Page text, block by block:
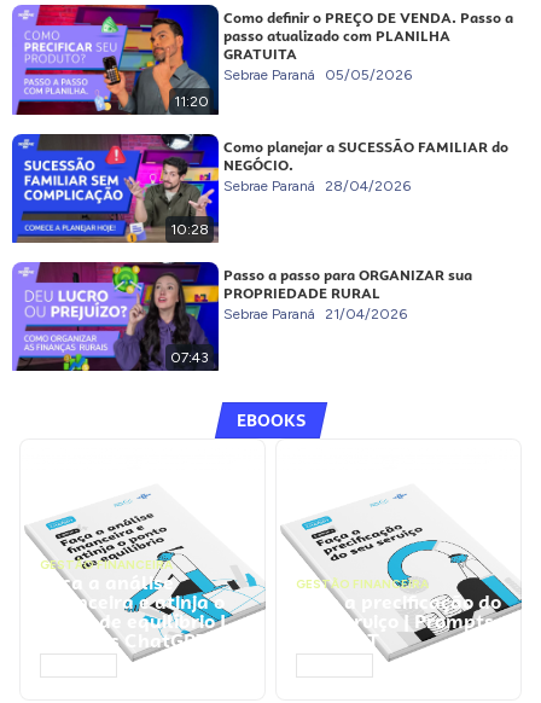
11:20
Como definir o PREÇO DE VENDA. Passo a
passo atualizado com PLANILHA
GRATUITA
Sebrae Paraná 05/05/2026
10:28
Como planejar a SUCESSÃO FAMILIAR do
NEGÓCIO.
Sebrae Paraná 28/04/2026
07:43
Passo a passo para ORGANIZAR sua
PROPRIEDADE RURAL
Sebrae Paraná 21/04/2026
EBOOKS
GESTÃO FINANCEIRA
Faça a análise
financeira e atinja o
ponto de equilíbrio |
Prompts ChatGPT
GESTÃO FINANCEIRA
Faça a precificação do
seu serviço | Prompts
ChatGPT